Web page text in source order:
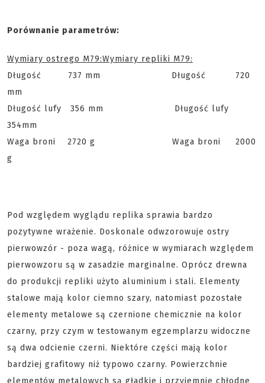
Porównanie parametrów:
Wymiary ostrego M79:Wymiary repliki M79:
Długość 737 mm Długość 720
mm
Długość lufy 356 mm Długość lufy
354mm
Waga broni 2720 g Waga broni 2000
g
Pod względem wyglądu replika sprawia bardzo
pozytywne wrażenie. Doskonale odwzorowuje ostry
pierwowzór - poza wagą, różnice w wymiarach względem
pierwowzoru są w zasadzie marginalne. Oprócz drewna
do produkcji repliki użyto aluminium i stali. Elementy
stalowe mają kolor ciemno szary, natomiast pozostałe
elementy metalowe są czernione chemicznie na kolor
czarny, przy czym w testowanym egzemplarzu widoczne
są dwa odcienie czerni. Niektóre części mają kolor
bardziej grafitowy niż typowo czarny. Powierzchnie